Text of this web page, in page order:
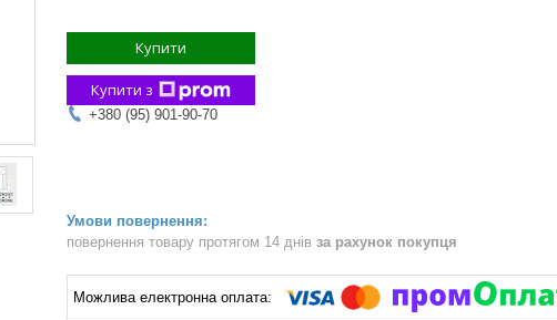
Купити
Купити з
+380 (95) 901-90-70
повернення товару протягом 14 днів за рахунок покупця